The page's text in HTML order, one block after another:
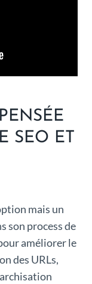
SEO ET
mais un
son process de
améliorer le
des URLs,